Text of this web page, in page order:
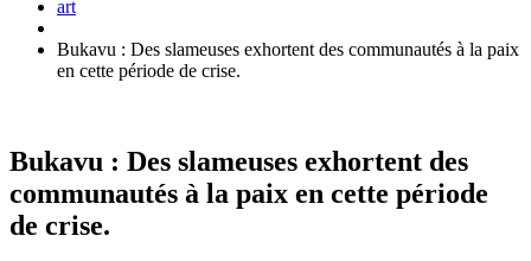
art
Bukavu : Des slameuses exhortent des communautés à la paix
en cette période de crise.
Bukavu : Des slameuses exhortent des
communautés à la paix en cette période
de crise.